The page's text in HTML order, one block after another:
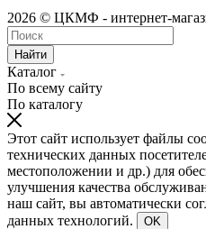
2026 © ЦКМФ - интернет-
Найти
Каталог
По всему сайту
По каталогу
Этот сайт использует файлы
технических данных
местоположении и др.) для
улучшения качества
наш сайт, вы автоматически
данных технологий.
OK